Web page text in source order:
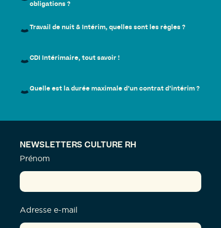
obligations ?
Travail de nuit & Intérim, quelles sont les règles ?
CDI Intérimaire, tout savoir !
Quelle est la durée maximale d’un contrat d’intérim ?
NEWSLETTERS CULTURE RH
Prénom
Adresse e-mail